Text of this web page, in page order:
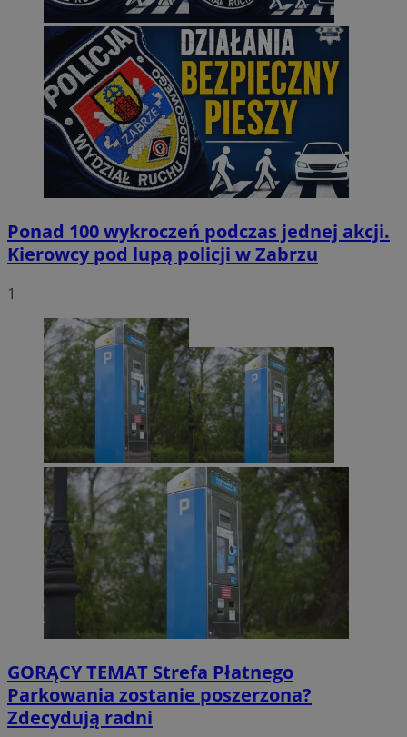
Ponad 100 wykroczeń podczas jednej akcji.
Kierowcy pod lupą policji w Zabrzu
1
GORĄCY TEMAT Strefa Płatnego
Parkowania zostanie poszerzona?
Zdecydują radni